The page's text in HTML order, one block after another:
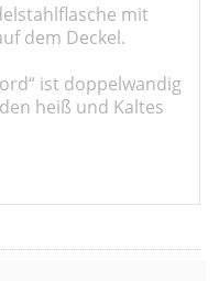
mit
dem Deckel.
ist doppelwandig
heiß und Kaltes